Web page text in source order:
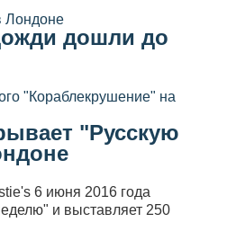
дошли до
"Русскую
's 6 июня 2016 года
и выставляет 250